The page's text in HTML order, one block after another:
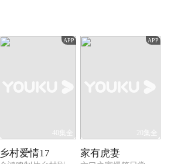
APP
40集全
乡村爱情17
APP
20集全
家有虎妻